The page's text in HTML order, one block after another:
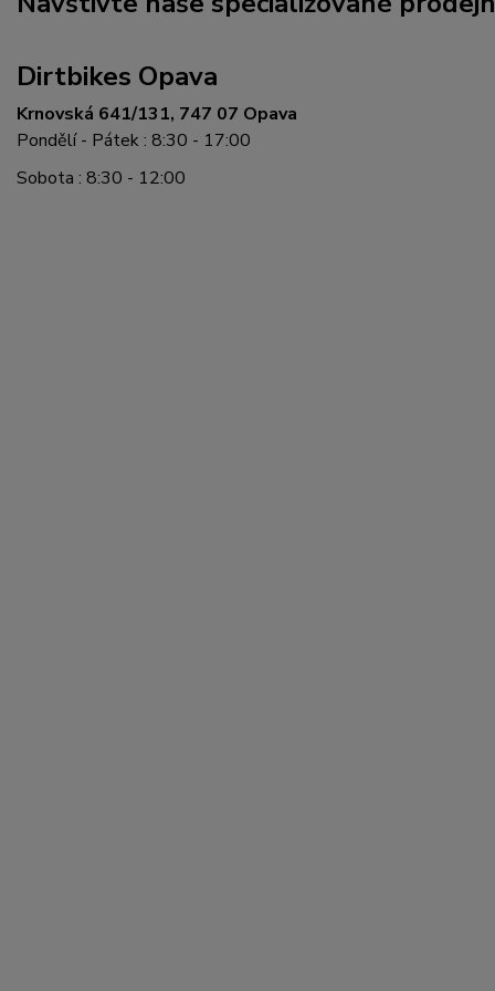
Dirtbikes Opava
Krnovská 641/131, 747 07 Opava
Pondělí - Pátek : 8:30 - 17:00
Sobota : 8:30 - 12:00